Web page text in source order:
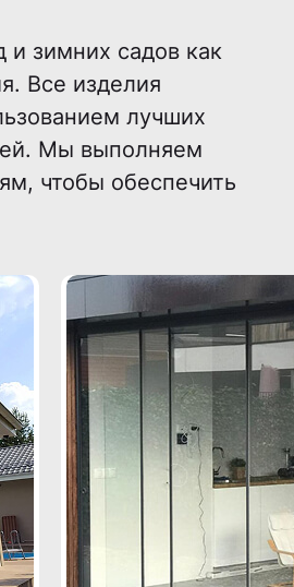
и зимних садов как
Все изделия
лучших
Мы выполняем
чтобы обеспечить